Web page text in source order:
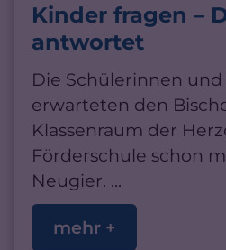
Kinder fragen –
antwortet
Die Schülerinnen
erwarteten den
Klassenraum der
Förderschule schon
Neugier. ...
mehr +